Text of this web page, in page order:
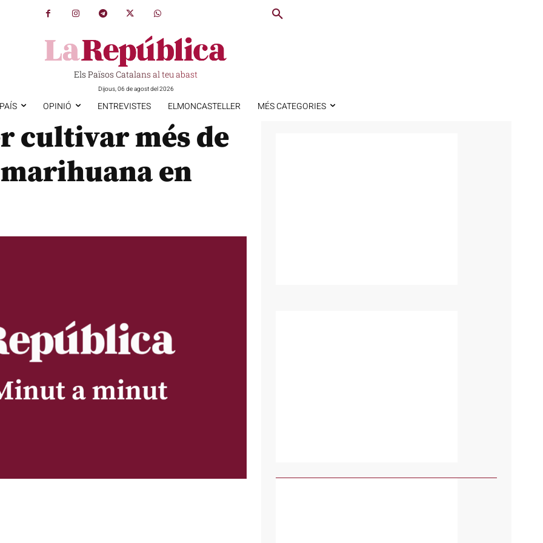
Els Països Catalans al teu abast
Dijous, 06 de agost del 2026
OPINIÓ ENTREVISTES ELMONCASTELLER MÉS CATEGORIES
cultivar més de
en